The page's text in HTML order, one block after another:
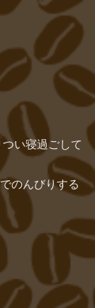
い寝過ごして
のんびりする